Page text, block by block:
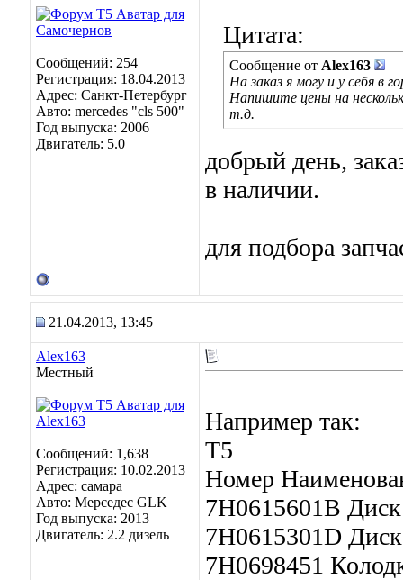
Сообщений: 254
Регистрация: 18.04.2013
Адрес: Санкт-Петербург
Авто: mercedes "cls 500"
Год выпуска: 2006
Двигатель: 5.0
Цитата:
Сообщение от Alex163
На заказ я могу и у себя в
Напишите цены на
т.д.
добрый день,
в наличии.
для подбора
21.04.2013, 13:45
Alex163
Местный
Сообщений: 1,638
Регистрация: 10.02.2013
Адрес: самара
Авто: Мерседес GLK
Год выпуска: 2013
Двигатель: 2.2 дизель
Например так:
Т5
Номер
7H0615601B
7H0615301D
7H0698451